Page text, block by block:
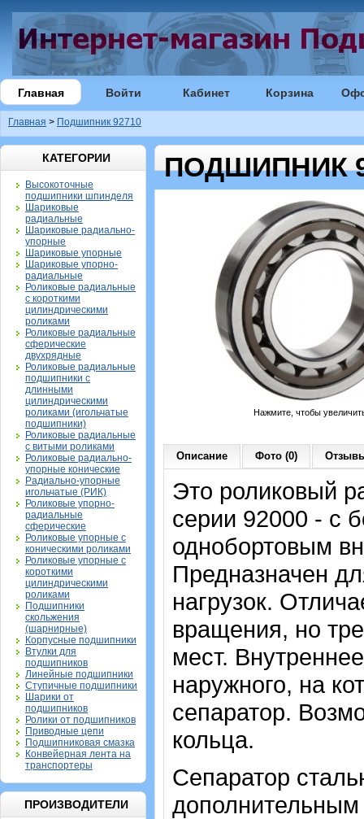
Главная Войти Кабинет Корзина
Главная > Подшипник 92710
КАТЕГОРИИ
Высокоточные
подшипники шпинделя
Шариковые
радиальные
Шариковые радиально-
упорные
Шариковые упорные
Шариковые упорно-
радиальные
Роликовые радиальные
с короткими
цилиндрическими
роликами
Роликовые радиальные
сферические
двухрядные
Роликовые радиальные
подшипники с
длинными
цилиндрическими
роликами (игольчатые
подшипники)
Роликовые радиальные
с витыми роликами
Роликовые радиально-
упорные конические
Радиально-упорные
игольчатые (РИК)
Роликовые упорно-
радиальные
сферические
Роликовые упорные с
коническими роликами
Роликовые упорные с
короткими
цилиндрическими
роликами
Подшипники
скольжения
(шарнирные)
Корпусные подшипники
Втулки для
подшипников
Линейные подшипники
Ступичные подшипники
Шарики от
подшипников
Ролики от подшипников
Приводные цепи
Подшипниковая смазка
Конвейерная лента на
транспортеры
ПРОИЗВОДИТЕЛИ
ПОДШИПНИК
Нажмите, чтобы
Описание Фото (0)
Это роликовый
серии 92000 - с
однобортовым
Предназначен
нагрузок.
вращения, но
мест.
наружного, на
сепаратор.
кольца.
Сепаратор